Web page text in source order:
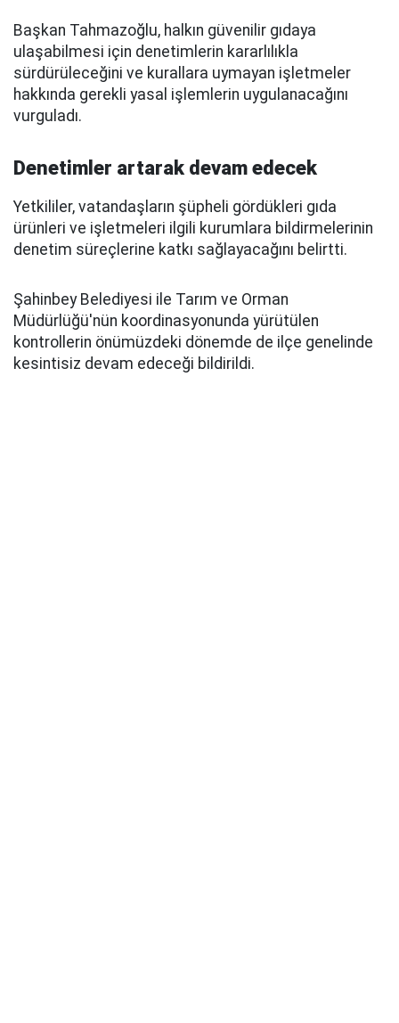
Başkan Tahmazoğlu, halkın güvenilir gıdaya
ulaşabilmesi için denetimlerin kararlılıkla
sürdürüleceğini ve kurallara uymayan işletmeler
hakkında gerekli yasal işlemlerin uygulanacağını
vurguladı.
Denetimler artarak devam edecek
Yetkililer, vatandaşların şüpheli gördükleri gıda
ürünleri ve işletmeleri ilgili kurumlara bildirmelerinin
denetim süreçlerine katkı sağlayacağını belirtti.
Şahinbey Belediyesi ile Tarım ve Orman
Müdürlüğü'nün koordinasyonunda yürütülen
kontrollerin önümüzdeki dönemde de ilçe genelinde
kesintisiz devam edeceği bildirildi.